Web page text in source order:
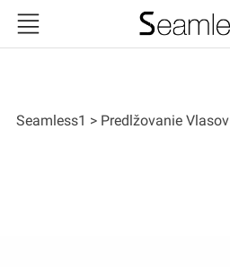
Seamless1 Predlžovanie Vlasov